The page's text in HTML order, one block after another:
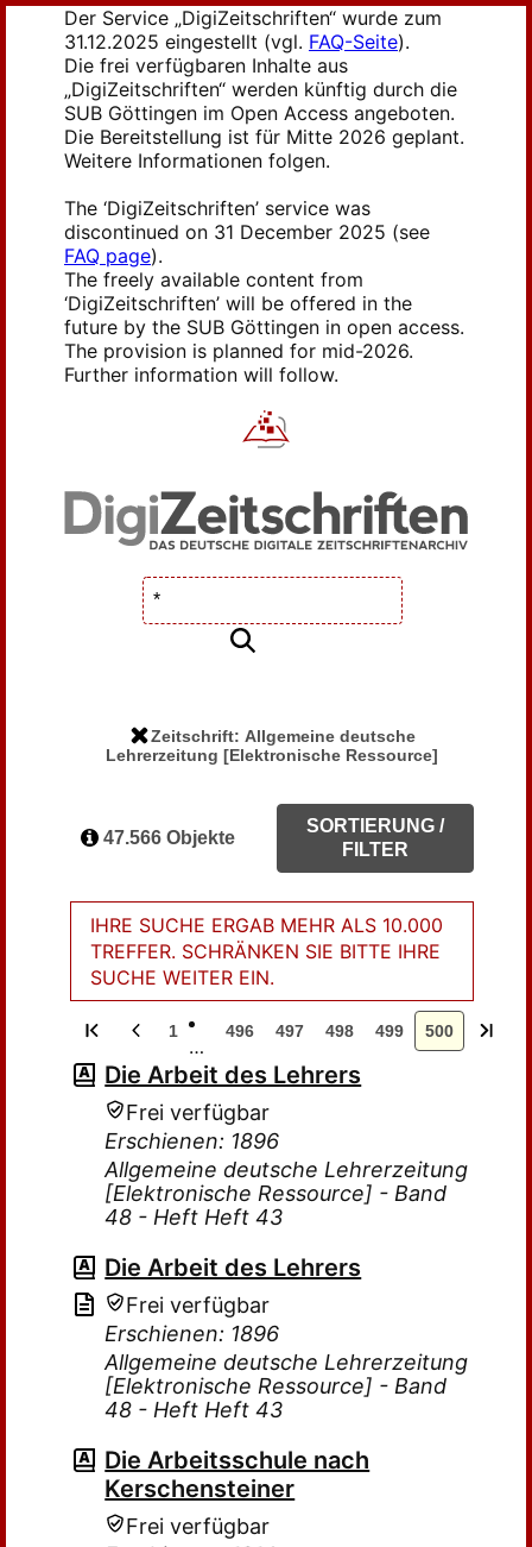
Der Service „DigiZeitschriften“ wurde zum
31.12.2025 eingestellt (vgl. FAQ-Seite).
Die frei verfügbaren Inhalte aus
„DigiZeitschriften“ werden künftig durch die
SUB Göttingen im Open Access angeboten.
Die Bereitstellung ist für Mitte 2026 geplant.
Weitere Informationen folgen.
The ‘DigiZeitschriften’ service was
discontinued on 31 December 2025 (see
FAQ page).
The freely available content from
‘DigiZeitschriften’ will be offered in the
future by the SUB Göttingen in open access.
The provision is planned for mid-2026.
Further information will follow.
Zeitschrift: Allgemeine deutsche
Lehrerzeitung [Elektronische Ressource]
47.566 Objekte
SORTIERUNG /
FILTER
IHRE SUCHE ERGAB MEHR ALS 10.000
TREFFER. SCHRÄNKEN SIE BITTE IHRE
SUCHE WEITER EIN.
1
…
496 497 498 499 500
Die Arbeit des Lehrers
Frei verfügbar
Erschienen: 1896
Allgemeine deutsche Lehrerzeitung
[Elektronische Ressource] - Band
48 - Heft Heft 43
Die Arbeit des Lehrers
Frei verfügbar
Erschienen: 1896
Allgemeine deutsche Lehrerzeitung
[Elektronische Ressource] - Band
48 - Heft Heft 43
Die Arbeitsschule nach
Kerschensteiner
Frei verfügbar